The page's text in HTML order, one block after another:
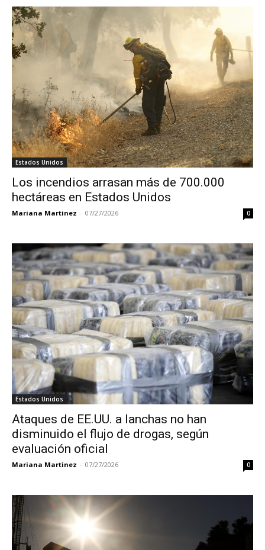
Estados Unidos
Los incendios arrasan más de 700.000
hectáreas en Estados Unidos
Mariana Martinez - 07/27/2026 0
Estados Unidos
Ataques de EE.UU. a lanchas no han
disminuido el flujo de drogas, según
evaluación oficial
Mariana Martinez - 07/27/2026 0